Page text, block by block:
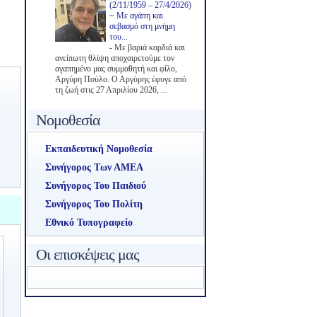
(2/11/1959 – 27/4/2026)
~ Με αγάπη και
σεβασμό στη μνήμη
του...
- Με βαριά καρδιά και
ανείπωτη θλίψη αποχαιρετούμε τον
αγαπημένο μας συμμαθητή και φίλο,
Αργύρη Πούλο. Ο Αργύρης έφυγε από
τη ζωή στις 27 Απριλίου 2026, ...
Νομοθεσία
Εκπαιδευτική Νομοθεσία
Συνήγορος Των ΑΜΕΑ
Συνήγορος Του Παιδιού
Συνήγορος Του Πολίτη
Εθνικό Τυπογραφείο
Οι επισκέψεις μας